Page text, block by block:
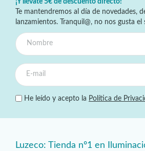
¡Y llévate 5€ de descuento directo!
Te mantendremos al día de novedades,
lanzamientos. Tranquil@, no nos gusta el
He leído y acepto la Política de
Luzeco: Tienda nº1 en